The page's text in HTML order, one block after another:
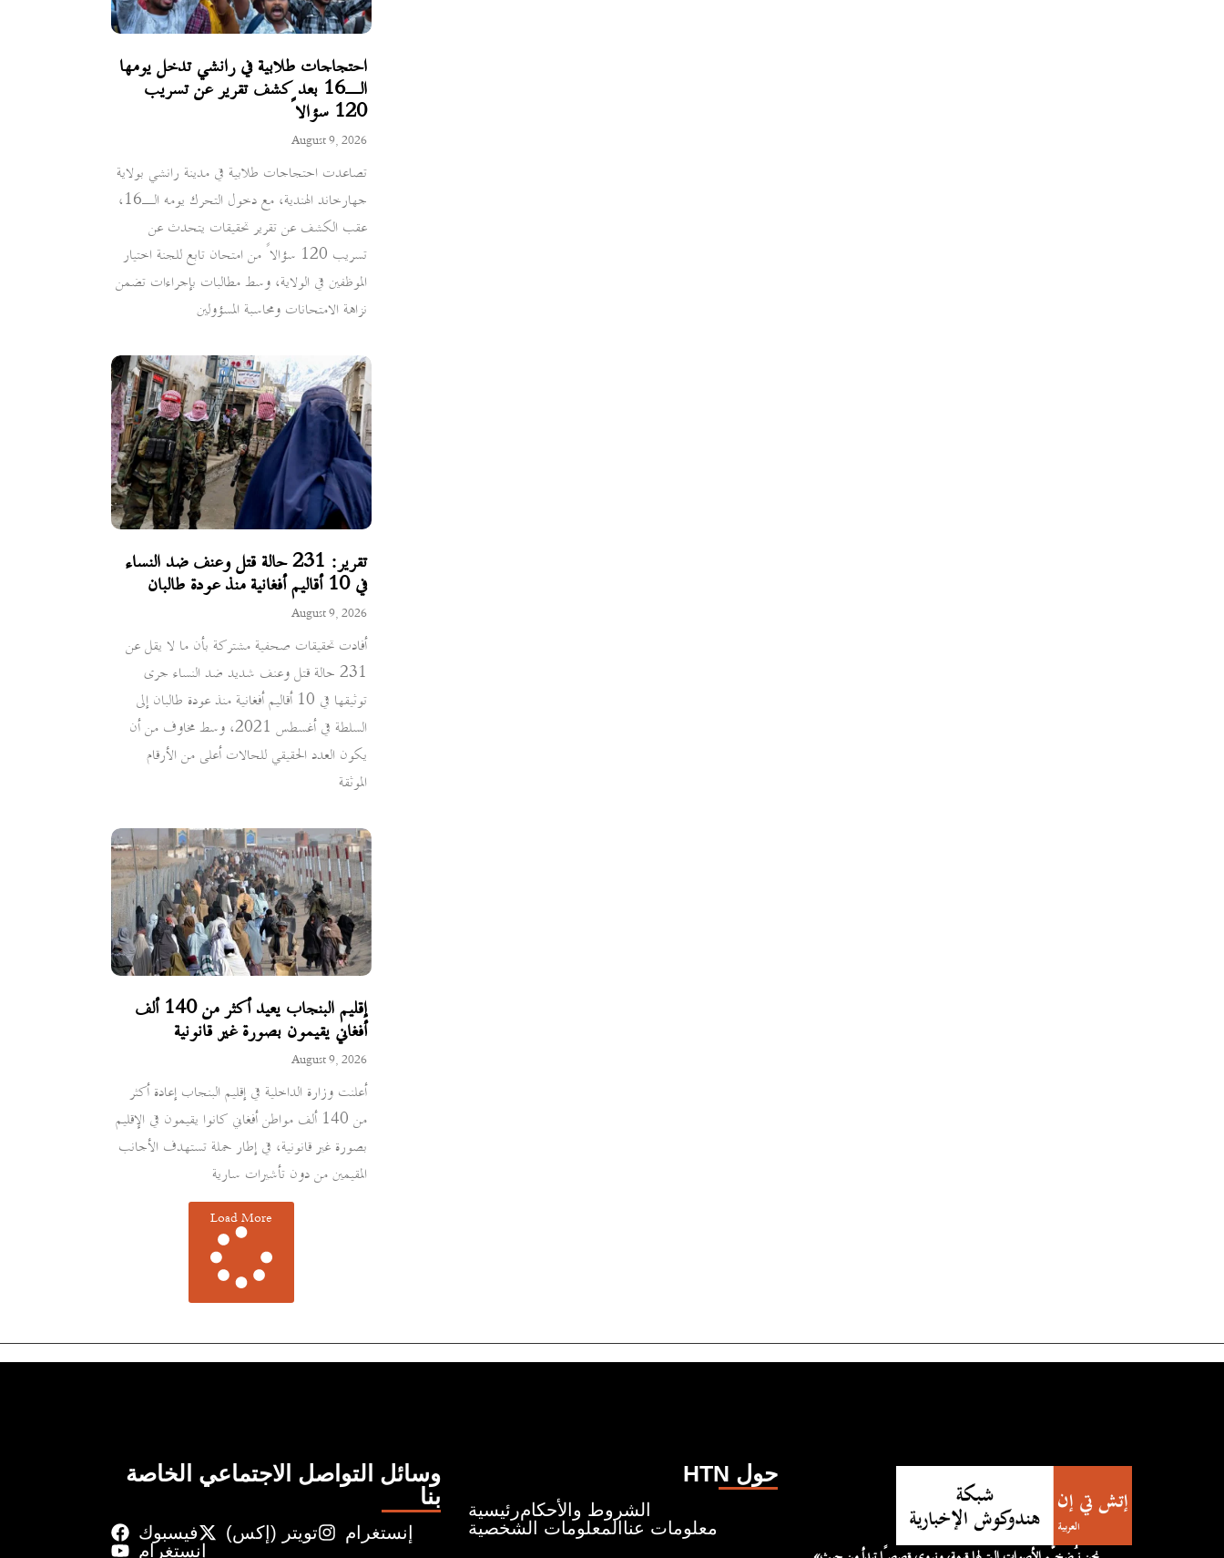
احتجاجات طلابية في رانشي تدخل يومها
الـ16 بعد كشف تقرير عن تسريب
120 سؤالاً
August 9, 2026
تصاعدت احتجاجات طلابية في مدينة رانشي بولاية
جهارخاند الهندية، مع دخول التحرك يومه الـ16،
عقب الكشف عن تقرير تحقيقات يتحدث عن
تسريب 120 سؤالاً من امتحان تابع للجنة اختيار
الموظفين في الولاية، وسط مطالبات بإجراءات تضمن
نزاهة الامتحانات ومحاسبة المسؤولين
تقرير: 231 حالة قتل وعنف ضد النساء
في 10 أقاليم أفغانية منذ عودة طالبان
August 9, 2026
أفادت تحقيقات صحفية مشتركة بأن ما لا يقل عن
231 حالة قتل وعنف شديد ضد النساء جرى
توثيقها في 10 أقاليم أفغانية منذ عودة طالبان إلى
السلطة في أغسطس 2021، وسط مخاوف من أن
يكون العدد الحقيقي للحالات أعلى من الأرقام
الموثقة
إقليم البنجاب يعيد أكثر من 140 ألف
أفغاني يقيمون بصورة غير قانونية
August 9, 2026
أعلنت وزارة الداخلية في إقليم البنجاب إعادة أكثر
من 140 ألف مواطن أفغاني كانوا يقيمون في الإقليم
بصورة غير قانونية، في إطار حملة تستهدف الأجانب
المقيمين من دون تأشيرات سارية
Load More
وسائل التواصل الاجتماعي الخاصة
بنا
فيسبوك تويتر (إكس)
إنستغرام
إنستغرام
HTN حول
رئيسيةالشروط والأحكام
المعلومات الشخصية معلومات عنا